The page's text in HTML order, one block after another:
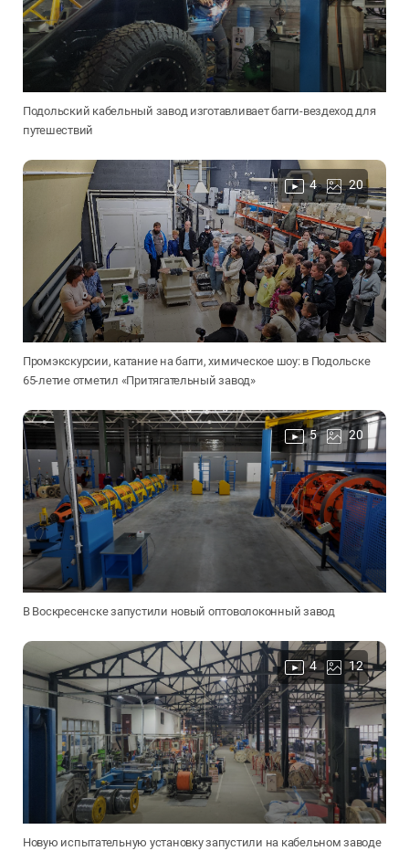
Подольский кабельный завод изготавливает багги-вездеход для
путешествий
4 20
Промэкскурсии, катание на багги, химическое шоу: в Подольске
65-летие отметил «Притягательный завод»
5 20
В Воскресенске запустили новый оптоволоконный завод
4 12
Новую испытательную установку запустили на кабельном заводе